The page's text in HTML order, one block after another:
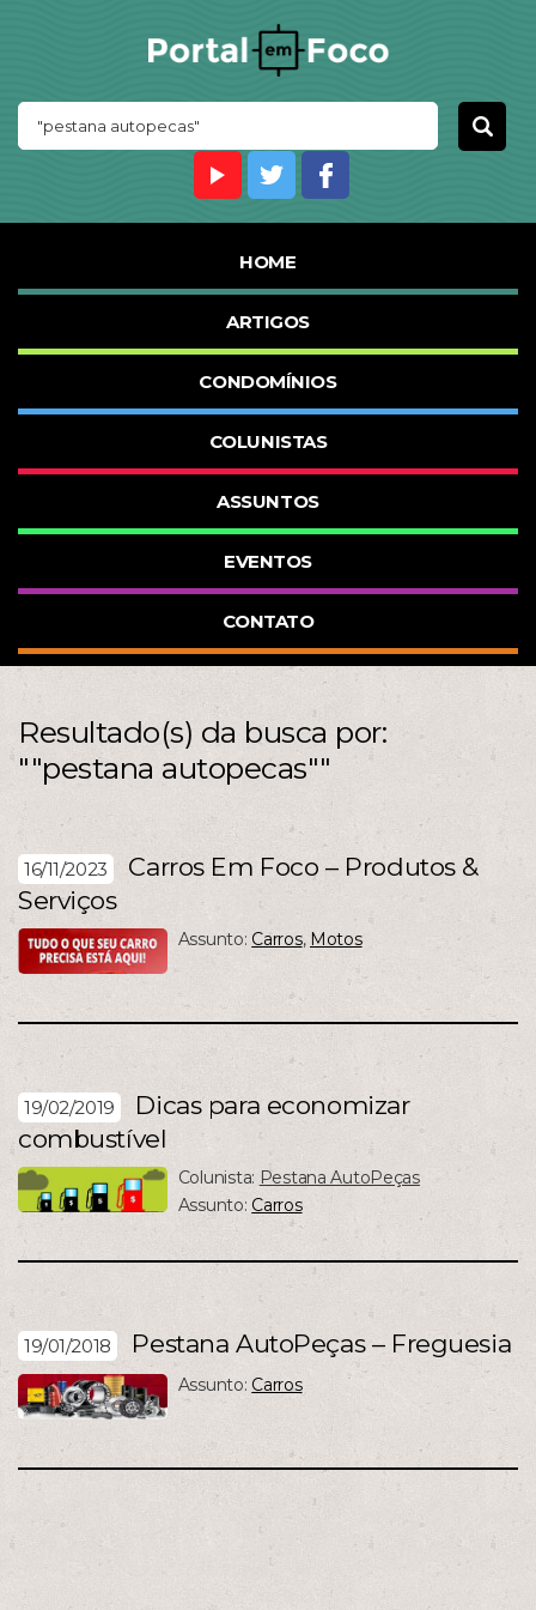
HOME
ARTIGOS
CONDOMÍNIOS
COLUNISTAS
ASSUNTOS
EVENTOS
CONTATO
Resultado(s) da busca por:
""pestana autopecas""
16/11/2023
Carros Em Foco – Produtos &
Serviços
Assunto: Carros, Motos
19/02/2019
Dicas para economizar
combustível
Colunista: Pestana AutoPeças
Assunto: Carros
19/01/2018 Pestana AutoPeças – Freguesia
Assunto: Carros